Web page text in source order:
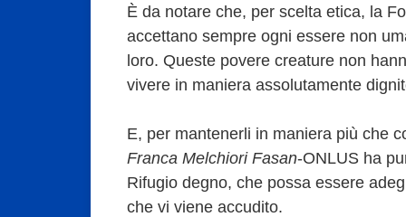
È da notare che, per scelta etica, la
accettano sempre ogni essere non
loro. Queste povere creature non
vivere in maniera assolutamente
E, per mantenerli in maniera più che
Franca Melchiori Fasan-ONLUS ha
Rifugio degno, che possa essere
che vi viene accudito.